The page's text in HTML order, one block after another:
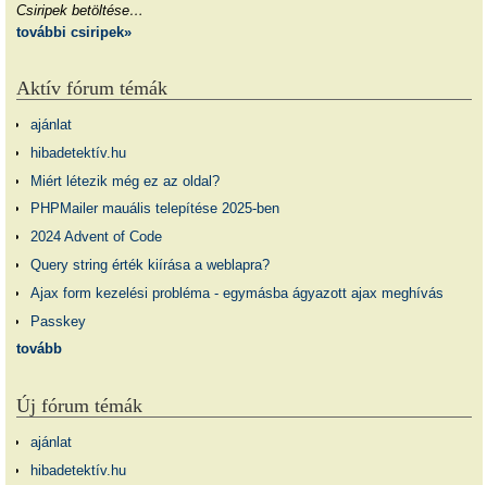
Csiripek betöltése…
további csiripek»
Aktív fórum témák
ajánlat
hibadetektív.hu
Miért létezik még ez az oldal?
PHPMailer mauális telepítése 2025-ben
2024 Advent of Code
Query string érték kiírása a weblapra?
Ajax form kezelési probléma - egymásba ágyazott ajax meghívás
Passkey
tovább
Új fórum témák
ajánlat
hibadetektív.hu